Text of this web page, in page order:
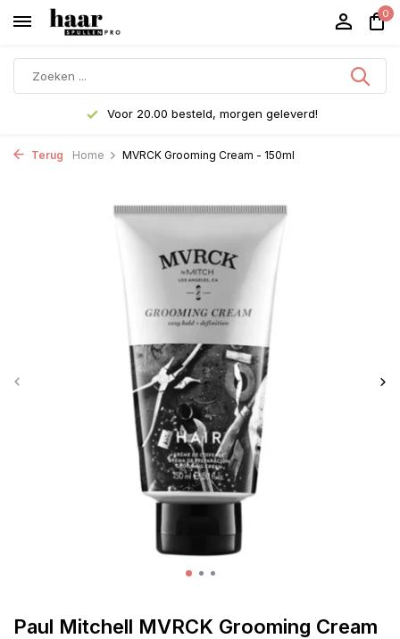
0
Voor 20.00 besteld, morgen geleverd!
Terug Home MVRCK Grooming Cream - 150ml
Paul Mitchell MVRCK Grooming Cream